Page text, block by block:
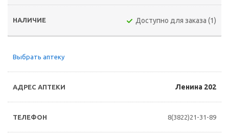
Доступно для заказа (1)
Выбрать аптеку
Ленина 202
8(3822)21-31-89